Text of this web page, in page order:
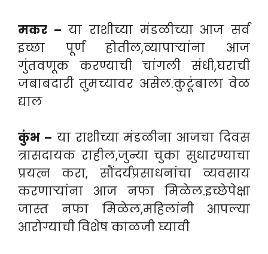
मकर – या राशीच्या मंडळीच्या आज सर्व
इच्छा पूर्ण होतील,व्यापाऱ्यांना आज
गुंतवणूक करण्याची चांगली संधी,घराची
जबाबदारी तुमच्यावर असेल.कुटूंबाला वेळ
द्याल
कुंभ – या राशीच्या मंडळीना आजचा दिवस
त्रासदायक राहील,जुन्या चुका सुधारण्याचा
प्रयत्न करा, सौंदर्यप्रसाधनांचा व्यवसाय
करणाऱ्यांना आज नफा मिळेल.इच्छेपेक्षा
जास्त नफा मिळेल,महिलांनी आपल्या
आरोग्याची विशेष काळजी घ्यावी